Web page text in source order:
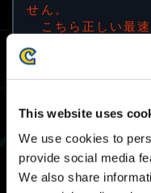
This website uses
We use cookies to
provide social media
We also share
せん。
こちら正しい最速
クリア率
51.4%
※全プラットフォ